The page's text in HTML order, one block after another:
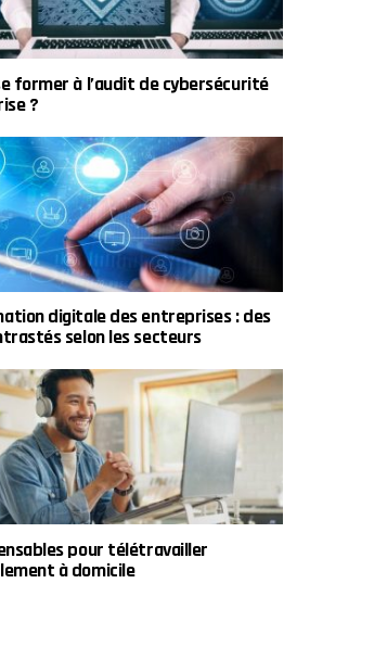
former à l’audit de cybersécurité
?
digitale des entreprises : des
selon les secteurs
pour télétravailler
à domicile